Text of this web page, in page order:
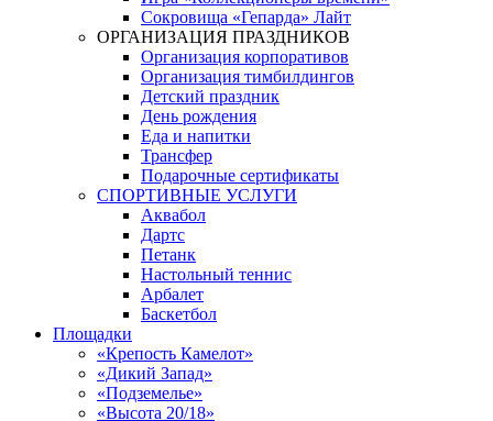
Сокровища «Гепарда» Лайт
ОРГАНИЗАЦИЯ ПРАЗДНИКОВ
Организация корпоративов
Организация тимбилдингов
Детский праздник
День рождения
Еда и напитки
Трансфер
Подарочные сертификаты
СПОРТИВНЫЕ УСЛУГИ
Аквабол
Дартс
Петанк
Настольный теннис
Арбалет
Баскетбол
Площадки
«Крепость Камелот»
«Дикий Запад»
«Подземелье»
«Высота 20/18»